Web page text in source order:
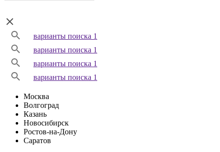
варианты поиска 1
варианты поиска 1
варианты поиска 1
варианты поиска 1
Москва
Волгоград
Казань
Новосибирск
Ростов-на-Дону
Саратов